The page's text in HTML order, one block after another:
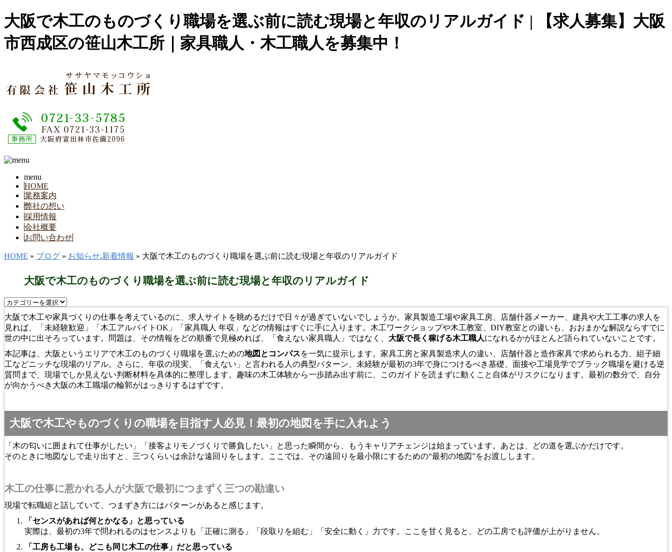
大阪で木工のものづくり職場を選ぶ前に読む現場と年収のリアルガイド | 【求人募集】大阪
市西成区の笹山木工所｜家具職人・木工職人を募集中！
menu
HOME
業務案内
弊社の想い
採用情報
会社概要
お問い合わせ
HOME » ブログ » お知らせ,新着情報 » 大阪で木工のものづくり職場を選ぶ前に読む現場と年収のリアルガイド
大阪で木工のものづくり職場を選ぶ前に読む現場と年収のリアルガイド
大阪で木工や家具づくりの仕事を考えているのに、求人サイトを眺めるだけで日々が過ぎていないでしょうか。家具製造工場や家具工房、店舗什器メーカー、建具や大工工事の求人を
見れば、「未経験歓迎」「木工アルバイトOK」「家具職人 年収」などの情報はすぐに手に入ります。木工ワークショップや木工教室、DIY教室との違いも、おおまかな解説ならすでに
世の中に出そろっています。問題は、その情報をどの順番で見極めれば、「食えない家具職人」ではなく、 大阪で長く稼げる木工職人になれるかがほとんど語られていないことです。
本記事は、大阪というエリアで木工のものづくり職場を選ぶための地図とコンパスを一気に提示します。家具工房と家具製造求人の違い、店舗什器と造作家具で求められる力、組子細
工などニッチな現場のリアル。さらに、年収の現実、「食えない」と言われる人の典型パターン、未経験が最初の3年で身につけるべき基礎、面接や工場見学でブラック職場を避ける逆
質問まで、現場でしか見えない判断材料を具体的に整理します。趣味の木工体験から一歩踏み出す前に、このガイドを読まずに動くこと自体がリスクになります。最初の数分で、自分
が向かうべき大阪の木工職場の輪郭がはっきりするはずです。
大阪で木工やものづくりの職場を目指す人必見！最初の地図を手に入れよう
「木の匂いに囲まれて仕事がしたい」「接客よりモノづくりで勝負したい」と思った瞬間から、もうキャリアチェンジは始まっています。あとは、どの道を選ぶかだけです。
そのときに地図なしで走り出すと、三つくらいは余計な遠回りをします。ここでは、その遠回りを最小限にするための“最初の地図”をお渡しします。
木工の仕事に惹かれる人が大阪で最初につまずく三つの勘違い
現場で転職組と話していて、つまずき方にはパターンがあると感じます。
「センスがあれば何とかなる」と思っている
実際は、最初の3年で問われるのはセンスよりも「正確に測る」「段取りを組む」「安全に動く」力です。ここを甘く見ると、どの工房でも評価が上がりません。
「工房も工場も、どこも同じ木工の仕事」だと思っている